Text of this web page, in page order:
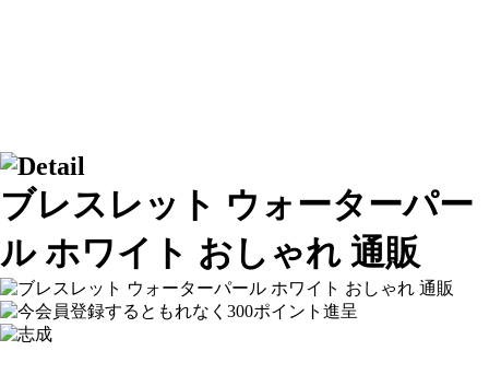
ブレスレット ウォーターパー
ル ホワイト おしゃれ 通販